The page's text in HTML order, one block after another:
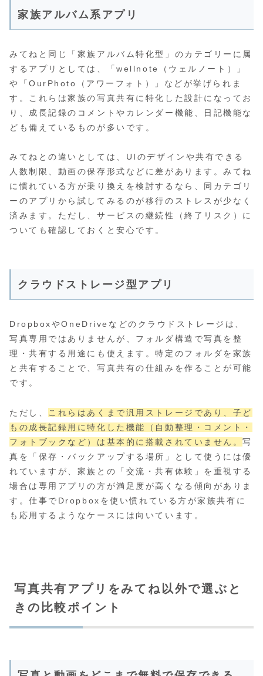
家族アルバム系アプリ
みてねと同じ「家族アルバム特化型」のカテゴリーに属
するアプリとしては、「wellnote（ウェルノート）」
や「OurPhoto（アワーフォト）」などが挙げられま
す。これらは家族の写真共有に特化した設計になってお
り、成長記録のコメントやカレンダー機能、日記機能な
ども備えているものが多いです。
みてねとの違いとしては、UIのデザインや共有できる
人数制限、動画の保存形式などに差があります。みてね
に慣れている方が乗り換えを検討するなら、同カテゴリ
ーのアプリから試してみるのが移行のストレスが少なく
済みます。ただし、サービスの継続性（終了リスク）に
ついても確認しておくと安心です。
クラウドストレージ型アプリ
DropboxやOneDriveなどのクラウドストレージは、
写真専用ではありませんが、フォルダ構造で写真を整
理・共有する用途にも使えます。特定のフォルダを家族
と共有することで、写真共有の仕組みを作ることが可能
です。
ただし、
これらはあくまで汎用ストレージであり、子ど
もの成長記録用に特化した機能（自動整理・コメント・
フォトブックなど）は基本的に搭載されていません。写
真を「保存・バックアップする場所」として使うには優
れていますが、家族との「交流・共有体験」を重視する
場合は専用アプリの方が満足度が高くなる傾向がありま
す。仕事でDropboxを使い慣れている方が家族共有に
も応用するようなケースには向いています。
写真共有アプリをみてね以外で選ぶと
きの比較ポイント